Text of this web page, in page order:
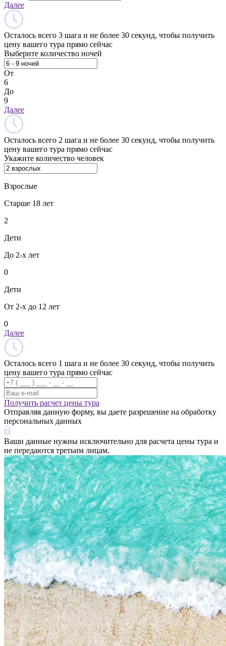
Далее
Осталось всего 3 шага и не более 30 секунд, чтобы получить
цену вашего тура прямо сейчас
Выберите количество ночей
От
6
До
9
Далее
Осталось всего 2 шага и не более 30 секунд, чтобы получить
цену вашего тура прямо сейчас
Укажите количество человек
Взрослые
Старше 18 лет
2
Дети
До 2-х лет
0
Дети
От 2-х до 12 лет
0
Далее
Осталось всего 1 шага и не более 30 секунд, чтобы получить
цену вашего тура прямо сейчас
Получить расчет цены тура
Отправляя данную форму, вы даете разрешение на обработку
персональных данных
Ваши данные нужны исключительно для расчета цены тура и
не передаются третьим лицам.